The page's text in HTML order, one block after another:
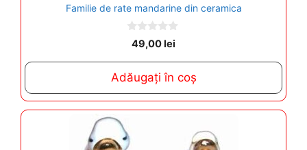
Familie de rate mandarine din ceramica
o
o
5
49,00lei
Adăugați în coș